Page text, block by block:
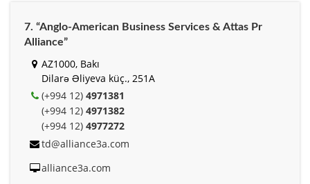
7. “Anglo-American Business Services & Attas Pr
Alliance”
AZ1000, Bakı
Dilarə Əliyeva küç., 251A
(+994 12) 4971381
(+994 12) 4971382
(+994 12) 4977272
td@alliance3a.com
alliance3a.com